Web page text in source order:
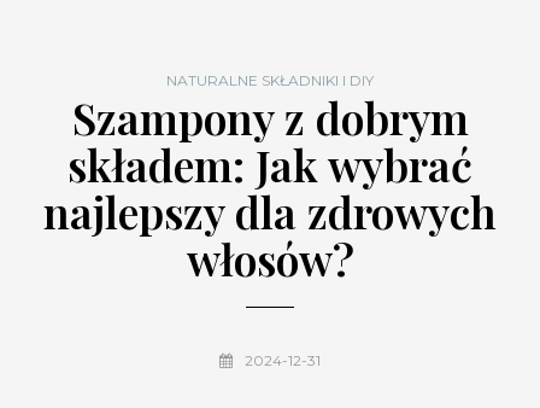
NATURALNE SKŁADNIKI I DIY
Szampony z dobrym
składem: Jak wybrać
najlepszy dla zdrowych
włosów?
2024-12-31